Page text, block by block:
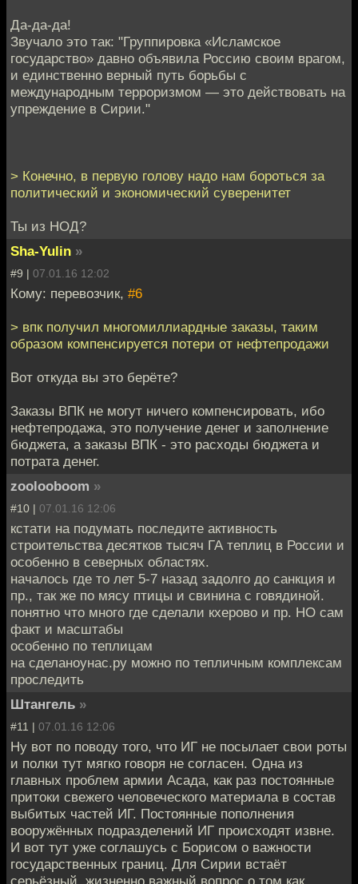
Да-да-да!
Звучало это так: "Группировка «Исламское
государство» давно объявила Россию своим врагом,
и единственно верный путь борьбы с
международным терроризмом — это действовать на
упреждение в Сирии."
> Конечно, в первую голову надо нам бороться за
политический и экономический суверенитет
Ты из НОД?
Sha-Yulin »
#9 | 07.01.16 12:02
Кому: перевозчик, #6
> впк получил многомиллиардные заказы, таким
образом компенсируется потери от нефтепродажи
Вот откуда вы это берёте?
Заказы ВПК не могут ничего компенсировать, ибо
нефтепродажа, это получение денег и заполнение
бюджета, а заказы ВПК - это расходы бюджета и
потрата денег.
zoolooboom »
#10 | 07.01.16 12:06
кстати на подумать последите активность
строительства десятков тысяч ГА теплиц в России и
особенно в северных областях.
началось где то лет 5-7 назад задолго до санкция и
пр., так же по мясу птицы и свинина с говядиной.
понятно что много где сделали кхерово и пр. НО сам
факт и масштабы
особенно по теплицам
на сделаноунас.ру можно по тепличным комплексам
проследить
Штангель »
#11 | 07.01.16 12:06
Ну вот по поводу того, что ИГ не посылает свои роты
и полки тут мягко говоря не согласен. Одна из
главных проблем армии Асада, как раз постоянные
притоки свежего человеческого материала в состав
выбитых частей ИГ. Постоянные пополнения
вооружённых подразделений ИГ происходят извне.
И вот тут уже соглашусь с Борисом о важности
государственных границ. Для Сирии встаёт